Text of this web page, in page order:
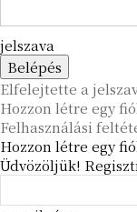
jelszava
Elfelejtette a
Hozzon létre egy
Felhasználási
Hozzon létre egy
Üdvözöljük!